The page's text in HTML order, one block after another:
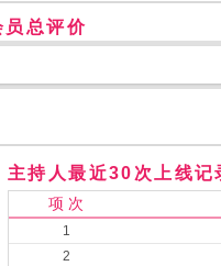
员总评价
主持人最近30次上线记
项 次
1
2